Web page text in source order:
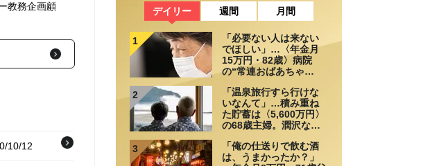
教務企画顧
10/12
デイリー 週間 月間
1
「必要ない人は来ない
でほしい」…〈年金月
15万円・82歳〉病院
の“常連おばあちゃ
社員の本音。それでも
通い続ける理由
2
「温泉旅行すら行けな
いなんて」…積み重ね
た貯蓄は〈5,600万円〉
の68歳主婦。潤沢な老
「馬鹿だった」肩を落
とす理由
3
「俺の仕送りで飲む酒
は、うまかったか？」